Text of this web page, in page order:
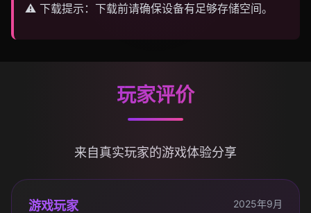
⚠️ 下载提示：下载前请确保设备有足够存储空间。
玩家评价
来自真实玩家的游戏体验分享
游戏玩家 2025年9月